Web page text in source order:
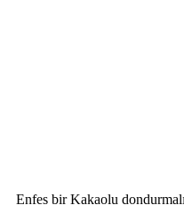
Enfes bir Kakaolu